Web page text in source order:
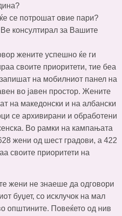
се потрошат овие пари?
консултирал за Вашите
жените успешно ќе ги
своите приоритети, тие беа
на мобилниот панел на
во јавен простор. Жените
на македонски и на албански
се архивирани и обработени
Во рамки на кампањата
жени од шест градови, а 422
своите приоритети на
жени не знаеше да одговори
буџет, со исклучок на мал
општините. Повеќето од нив